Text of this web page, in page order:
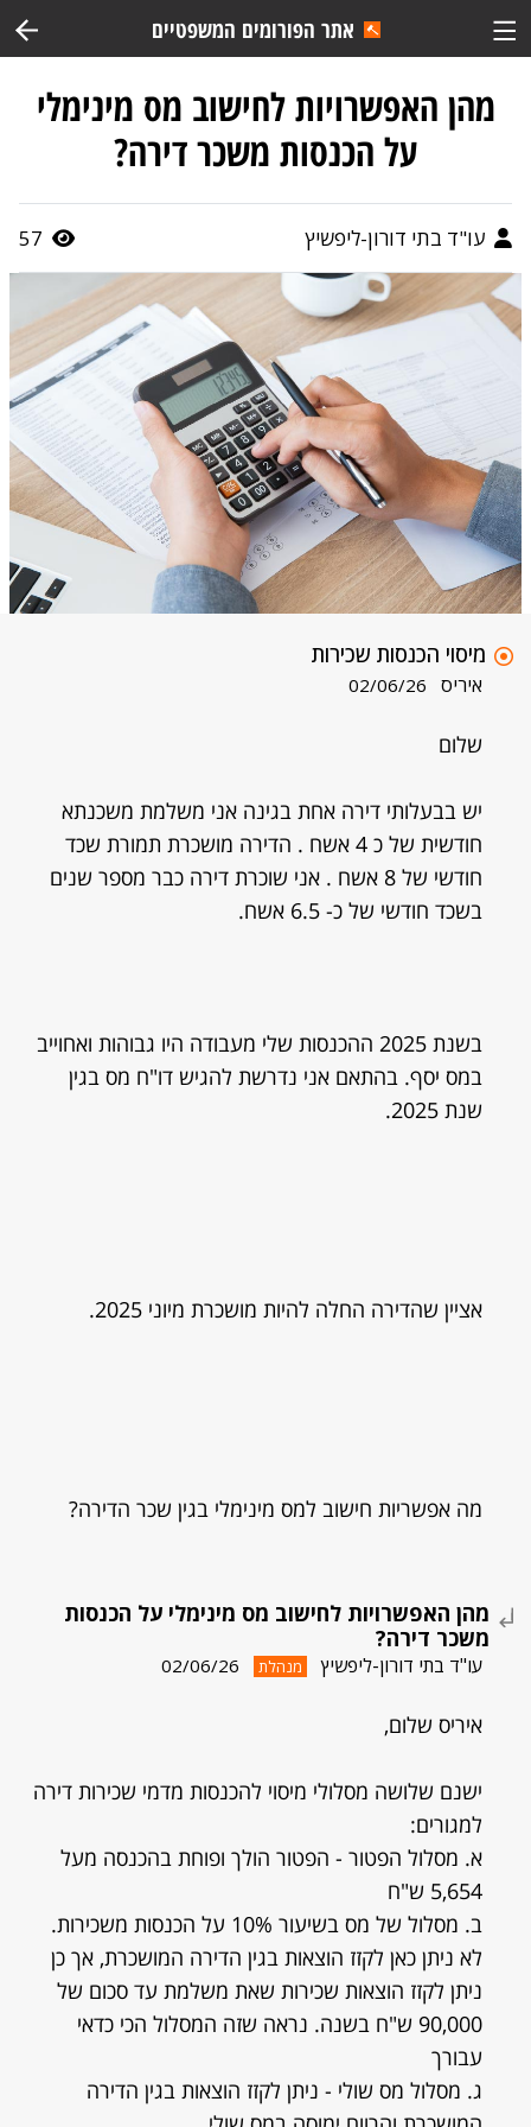
אתר הפורומים המשפטיים
מהן האפשרויות לחישוב מס מינימלי
על הכנסות משכר דירה?
עו"ד בתי דורון-ליפשיץ 57
מיסוי הכנסות שכירות
איריס 02/06/26
שלום
יש בבעלותי דירה אחת בגינה אני משלמת משכנתא
חודשית של כ 4 אשח . הדירה מושכרת תמורת שכד
חודשי של 8 אשח . אני שוכרת דירה כבר מספר שנים
בשכד חודשי של כ- 6.5 אשח.
בשנת 2025 ההכנסות שלי מעבודה היו גבוהות ואחוייב
במס יסף. בהתאם אני נדרשת להגיש דו"ח מס בגין
שנת 2025.
אציין שהדירה החלה להיות מושכרת מיוני 2025.
מה אפשריות חישוב למס מינימלי בגין שכר הדירה?
מהן האפשרויות לחישוב מס מינימלי על הכנסות
משכר דירה?
עו"ד בתי דורון-ליפשיץ מנהלת 02/06/26
איריס שלום,
ישנם שלושה מסלולי מיסוי להכנסות מדמי שכירות דירה
למגורים:
א. מסלול הפטור - הפטור הולך ופוחת בהכנסה מעל
5,654 ש"ח
ב. מסלול של מס בשיעור 10% על הכנסות משכירות.
לא ניתן כאן לקזז הוצאות בגין הדירה המושכרת, אך כן
ניתן לקזז הוצאות שכירות שאת משלמת עד סכום של
90,000 ש"ח בשנה. נראה שזה המסלול הכי כדאי
עבורך
ג. מסלול מס שולי - ניתן לקזז הוצאות בגין הדירה